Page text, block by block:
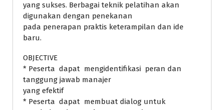
yang sukses. Berbagai teknik pelatihan akan
digunakan dengan penekanan
pada penerapan praktis keterampilan dan ide
baru.
OBJECTIVE
* Peserta dapat mengidentifikasi peran dan
tanggung jawab manajer
yang efektif
* Peserta dapat membuat dialog untuk